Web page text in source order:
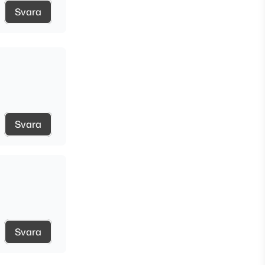
Svara
Svara
Svara